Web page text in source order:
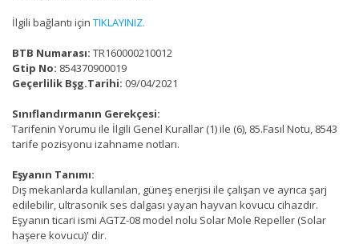
İlgili bağlantı için TIKLAYINIZ.
BTB Numarası: TR160000210012
Gtip No: 854370900019
Geçerlilik Bşg.Tarihi: 09/04/2021
Sınıflandırmanın Gerekçesi:
Tarifenin Yorumu ile İlgili Genel Kurallar (1) ile (6), 85.Fasıl Notu, 8543
tarife pozisyonu izahname notları.
Eşyanın Tanımı:
Dış mekanlarda kullanılan, güneş enerjisi ile çalışan ve ayrıca şarj
edilebilir, ultrasonik ses dalgası yayan hayvan kovucu cihazdır.
Eşyanın ticari ismi AGTZ-08 model nolu Solar Mole Repeller (Solar
haşere kovucu)' dir.